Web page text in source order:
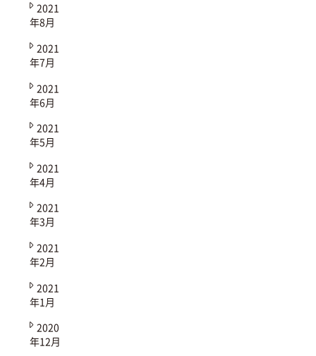
2021
年8月
2021
年7月
2021
年6月
2021
年5月
2021
年4月
2021
年3月
2021
年2月
2021
年1月
2020
年12月